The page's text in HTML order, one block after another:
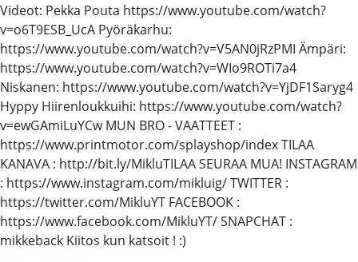
Videot: Pekka Pouta https://www.youtube.com/watch?
v=o6T9ESB_UcA Pyöräkarhu:
https://www.youtube.com/watch?v=V5AN0jRzPMI Ämpäri:
https://www.youtube.com/watch?v=WIo9ROTi7a4
Niskanen: https://www.youtube.com/watch?v=YjDF1Saryg4
Hyppy Hiirenloukkuihi: https://www.youtube.com/watch?
v=ewGAmiLuYCw MUN BRO - VAATTEET :
https://www.printmotor.com/splayshop/index TILAA
KANAVA : http://bit.ly/MikluTILAA SEURAA MUA! INSTAGRAM
: https://www.instagram.com/mikluig/ TWITTER :
https://twitter.com/MikluYT FACEBOOK :
https://www.facebook.com/MikluYT/ SNAPCHAT :
mikkeback Kiitos kun katsoit ! :)